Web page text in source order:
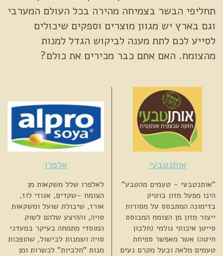
תחליפי הבשר בצמיחה מהירה בכל העולם המערבי
וגם בארץ יש מגוון מוצרים וספקים שיכולים
לסייע לכם לתת מענה לביקוש הגדל למנות
מהצומח. האם אתם כבר מכירים את כולם?
אותנטבעי
"אותנטבעי - טעמים מהטבע"
הינו מפעל מזון בוטיק
בדימונה המתבסס על מסורות
ייצור מזון מן הצומח המבוסס
סייטן איכותי גולמי (חלבון
חיטה) אשר מאפשר ספיחת
טעמים מלאה ובעל מקרם נעים
אלפרו
לאלפרו שלל משקאות מן
הצומח -שקדים, אגוזי לוז,
אורז, שיבולת שועל ומשקאות
סויה, וההיצע שלהם לשוק
המוסדי מתמחה בעיקר במעדני
סויה ושמנות לבישול, שהופכות
מנות "חלביות" לכשרות ומן